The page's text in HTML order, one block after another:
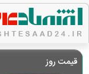
قیمت روز